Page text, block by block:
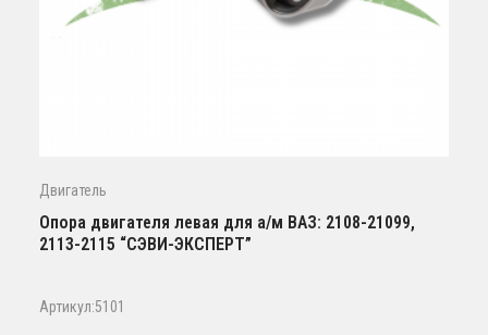
Двигатель
Опора двигателя левая для а/м ВАЗ: 2108-21099,
2113-2115 “СЭВИ-ЭКСПЕРТ”
Артикул:5101